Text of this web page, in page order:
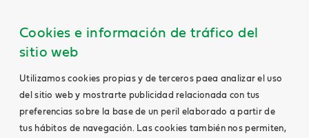
Cookies e información de tráfico del
sitio web
Utilizamos cookies propias y de terceros paea analizar el uso
del sitio web y mostrarte publicidad relacionada con tus
preferencias sobre la base de un peril elaborado a partir de
tus hábitos de navegación. Las cookies también nos permiten,